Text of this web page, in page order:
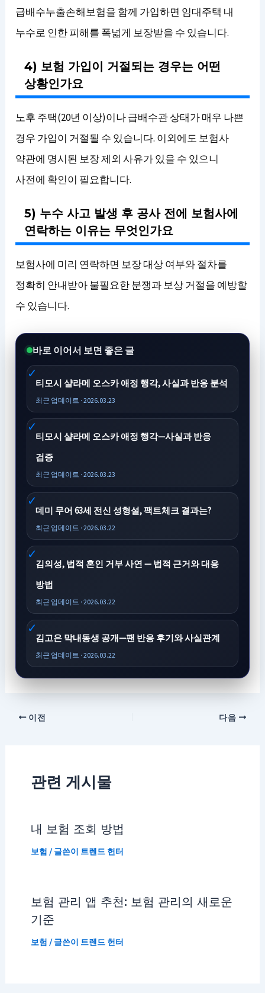
급배수누출손해보험을 함께 가입하면 임대주택 내
누수로 인한 피해를 폭넓게 보장받을 수 있습니다.
4) 보험 가입이 거절되는 경우는 어떤
상황인가요
노후 주택(20년 이상)이나 급배수관 상태가 매우 나쁜
경우 가입이 거절될 수 있습니다. 이외에도 보험사
약관에 명시된 보장 제외 사유가 있을 수 있으니
사전에 확인이 필요합니다.
5) 누수 사고 발생 후 공사 전에 보험사에
연락하는 이유는 무엇인가요
보험사에 미리 연락하면 보장 대상 여부와 절차를
정확히 안내받아 불필요한 분쟁과 보상 거절을 예방할
수 있습니다.
바로 이어서 보면 좋은 글
티모시 샬라메 오스카 애정 행각, 사실과 반응 분석
최근 업데이트 · 2026.03.23
티모시 샬라메 오스카 애정 행각—사실과 반응
검증
최근 업데이트 · 2026.03.23
데미 무어 63세 전신 성형설, 팩트체크 결과는?
최근 업데이트 · 2026.03.22
김의성, 법적 혼인 거부 사연 — 법적 근거와 대응
방법
최근 업데이트 · 2026.03.22
김고은 막내동생 공개—팬 반응 후기와 사실관계
최근 업데이트 · 2026.03.22
이전 다음
관련 게시물
내 보험 조회 방법
보험 / 글쓴이 트렌드 헌터
보험 관리 앱 추천: 보험 관리의 새로운
기준
보험 / 글쓴이 트렌드 헌터